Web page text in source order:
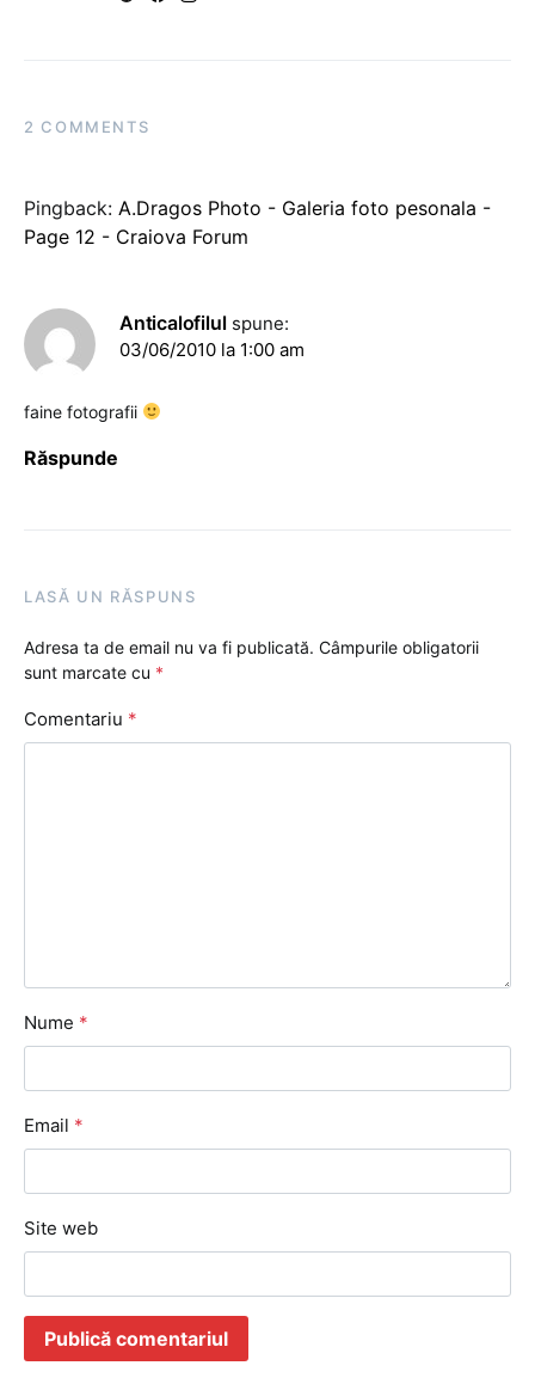
2 COMMENTS
Pingback: A.Dragos Photo - Galeria foto pesonala -
Page 12 - Craiova Forum
Anticalofilul spune:
03/06/2010 la 1:00 am
faine fotografii
Răspunde
LASĂ UN RĂSPUNS
Adresa ta de email nu va fi publicată. Câmpurile obligatorii
sunt marcate cu *
Comentariu *
Nume *
Email *
Site web